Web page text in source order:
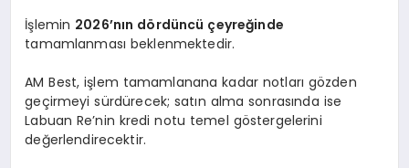
İşlemin 2026’nın dördüncü çeyreğinde
tamamlanması beklenmektedir.
AM Best, işlem tamamlanana kadar notları gözden
geçirmeyi sürdürecek; satın alma sonrasında ise
Labuan Re’nin kredi notu temel göstergelerini
değerlendirecektir.